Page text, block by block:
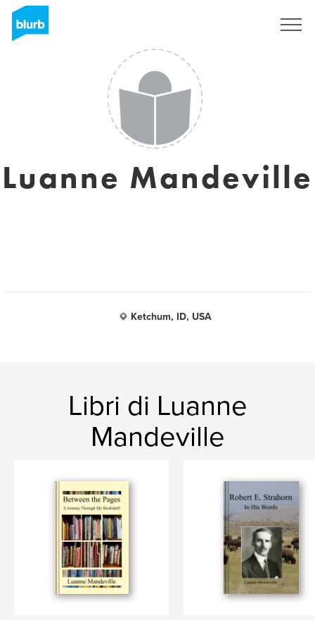
Luanne Mandeville
Ketchum, ID, USA
Libri di Luanne
Mandeville